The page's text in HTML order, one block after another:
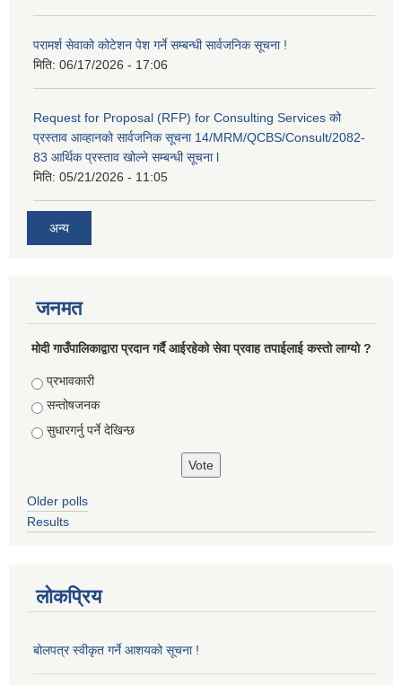
परामर्श सेवाको कोटेशन पेश गर्ने सम्बन्धी सार्वजनिक सूचना !
मिति: 06/17/2026 - 17:06
Request for Proposal (RFP) for Consulting Services को
प्रस्ताव आव्हानको सार्वजनिक सूचना 14/MRM/QCBS/Consult/2082-
83 आर्थिक प्रस्ताव खोल्ने सम्बन्धी सूचना l
मिति: 05/21/2026 - 11:05
अन्य
जनमत
मोदी गाउँपालिकाद्वारा प्रदान गर्दै आईरहेको सेवा प्रवाह तपाईलाई कस्तो लाग्यो ?
Choices
प्रभावकारी
सन्तोषजनक
सुधारगर्नु पर्ने देखिन्छ
Older polls
Results
लोकप्रिय
बोलपत्र स्वीकृत गर्ने आशयको सूचना !